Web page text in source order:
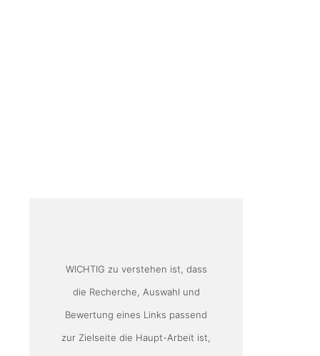
WICHTIG zu verstehen ist, dass
die Recherche, Auswahl und
Bewertung eines Links passend
zur Zielseite die Haupt-Arbeit ist,